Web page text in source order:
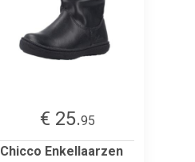
€ 25.95
Chicco Enkellaarzen